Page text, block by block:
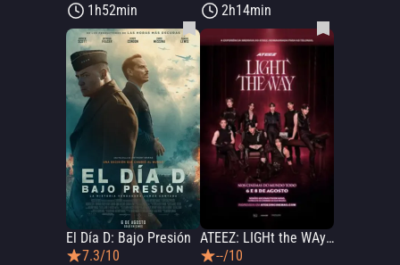
1h52min
2h14min
El Día D: Bajo Presión
7.3/10
ATEEZ: LIGHt the WAy in CINEMAS
--/10